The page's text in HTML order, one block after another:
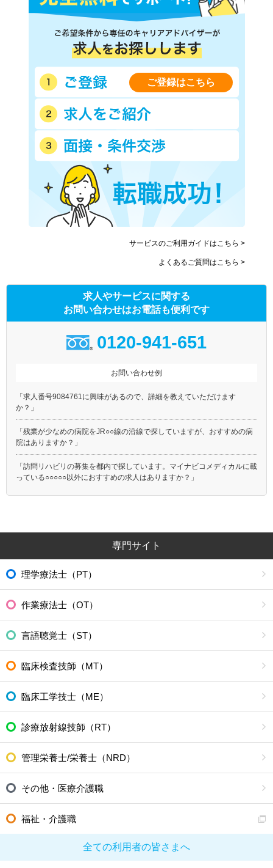
養老鉄道養老線
ご登録はこちら
サービスのご利用ガイドはこちら >
よくあるご質問はこちら >
求人やサービスに関する
お問い合わせはお電話も便利です
0120-941-651
お問い合わせ例
「求人番号9084761に興味があるので、詳細を教えていただけます
か？」
「残業が少なめの病院をJR○○線の沿線で探していますが、おすすめの病
院はありますか？」
「訪問リハビリの募集を都内で探しています。マイナビコメディカルに載
っている○○○○○以外におすすめの求人はありますか？」
専門サイト
理学療法士（PT）
作業療法士（OT）
言語聴覚士（ST）
臨床検査技師（MT）
臨床工学技士（ME）
診療放射線技師（RT）
管理栄養士/栄養士（NRD）
その他・医療介護職
福祉・介護職
全ての利用者の皆さまへ